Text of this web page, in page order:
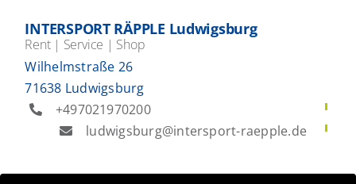
INTERSPORT RÄPPLE Ludwigsburg
Rent | Service | Shop
Wilhelmstraße 26
71638 Ludwigsburg
+497021970200
ludwigsburg@intersport-raepple.de